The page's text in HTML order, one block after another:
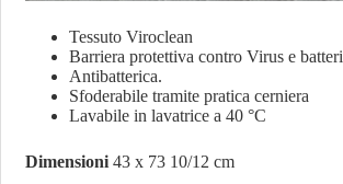
Tessuto Viroclean
Barriera protettiva contro Virus e batteri
Antibatterica.
Sfoderabile tramite pratica cerniera
Lavabile in lavatrice a 40 °C
Dimensioni 43 x 73 10/12 cm